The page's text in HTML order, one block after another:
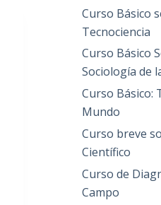
Curso Básico
Tecnociencia
Curso Básico
Sociología de
Curso Básico:
Mundo
Curso breve
Científico
Curso de
Campo